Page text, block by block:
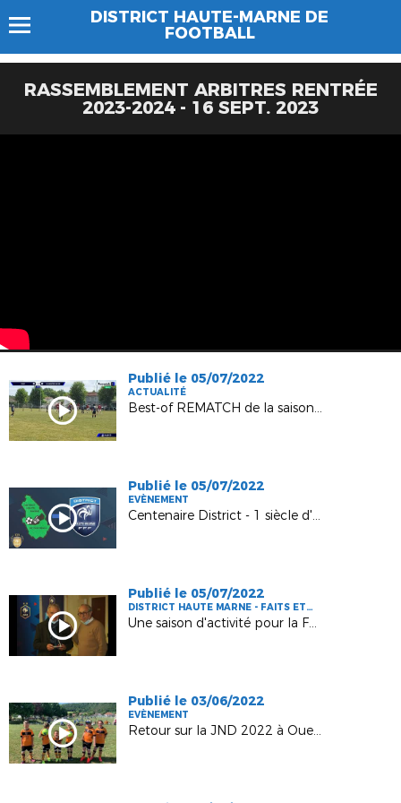
DISTRICT HAUTE-MARNE DE
FOOTBALL
RASSEMBLEMENT ARBITRES RENTRÉE
2023-2024 - 16 SEPT. 2023
Publié le 05/07/2022
ACTUALITÉ
Best-of REMATCH de la saison 2021-2022
Publié le 05/07/2022
EVÈNEMENT
Centenaire District - 1 siècle d'Histoire !
Publié le 05/07/2022
DISTRICT HAUTE MARNE - FAITS ET
CHIFFRES
Une saison d'activité pour la Foot Haut-Marnais (2021-2022) !
Publié le 03/06/2022
EVÈNEMENT
Retour sur la JND 2022 à Ouest 52 !